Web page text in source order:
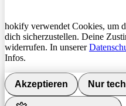
hokify verwendet Cookies, um
dich sicherzustellen. Deine
widerrufen. In unserer
Infos.
Akzeptieren Nur